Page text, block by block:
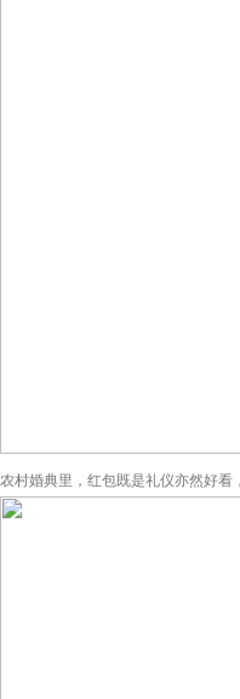
农村婚典里，红包既是礼仪亦然好看